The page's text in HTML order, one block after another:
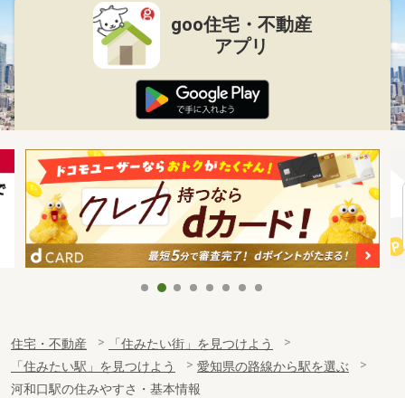
goo住宅・不動産
アプリ
住宅・不動産
「住みたい街」を見つけよう
「住みたい駅」を見つけよう
愛知県の路線から駅を選ぶ
河和口駅の住みやすさ・基本情報